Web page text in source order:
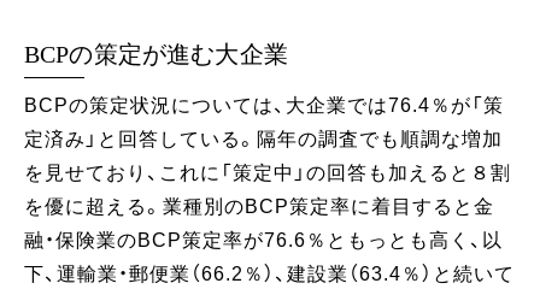
BCPの策定が進む大企業
BCPの策定状況については、大企業では76.4％が「策
定済み」と回答している。隔年の調査でも順調な増加
を見せており、これに「策定中」の回答も加えると８割
を優に超える。業種別のBCP策定率に着目すると金
融・保険業のBCP策定率が76.6％ともっとも高く、以
下、運輸業・郵便業（66.2％）、建設業（63.4％）と続いて